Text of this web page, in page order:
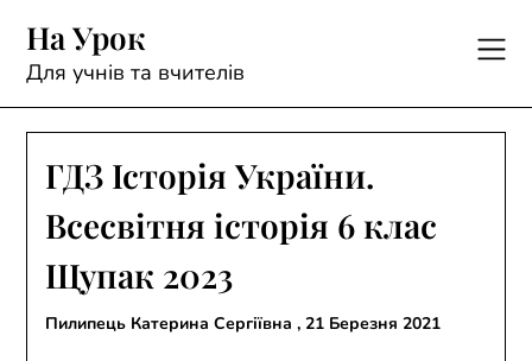
content
На Урок
Для учнів та вчителів
ГДЗ Історія України.
Всесвітня історія 6 клас
Щупак 2023
Пилипець Катерина Сергіївна ,21 Березня 2021